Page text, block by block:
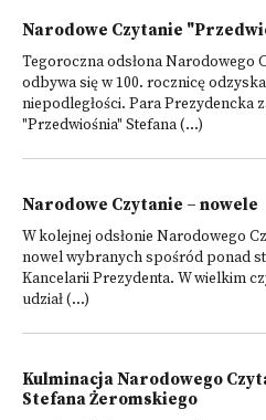
Narodowe Czytanie
Tegoroczna odsłona Narodowego
odbywa się w 100. rocznicę
niepodległości. Para Prezydencka
"Przedwiośnia" Stefana (...)
Narodowe Czytanie – nowele
W kolejnej odsłonie Narodowego
nowel wybranych spośród ponad
Kancelarii Prezydenta. W wielkim
udział (...)
Kulminacja Narodowego
Stefana Żeromskiego